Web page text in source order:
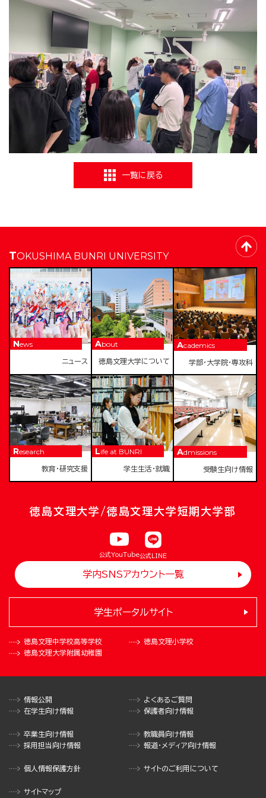
一覧に戻る
TOKUSHIMA BUNRI UNIVERSITY
News
ニュース
About
徳島文理大学について
Academics
学部・大学院・専攻科
Research
教育・研究支援
Life at BUNRI
学生生活・就職
Admissions
受験生向け情報
徳島文理大学/徳島文理大学短期大学部
公式YouTube公式LINE
学内SNSアカウント一覧
徳島文理中学校高等学校
徳島文理小学校
徳島文理大学附属幼稚園
学生ポータルサイト
情報公開
よくあるご質問
在学生向け情報
保護者向け情報
卒業生向け情報
教職員向け情報
採用担当向け情報
報道・メディア向け情報
個人情報保護方針 サイトのご利用について
サイトマップ